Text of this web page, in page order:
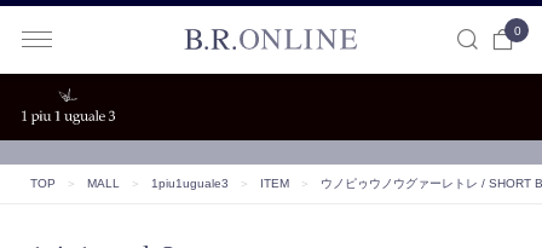
0
TOP ＞ MALL ＞ 1piu1uguale3 ＞ ITEM ＞ ウノピゥウノウグァーレトレ / SHORT